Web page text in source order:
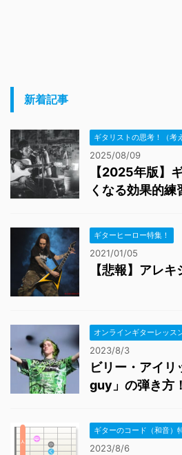
新着記事
ギタリストの思考！（考
2025/08/09
【2025年版】
くなる効果的練
ギターヒーロー特集！
2021/01/05
【悲報】アレ
オンラインギターレッス
2023/8/3
ビリー・アイ
guy」の弾き方！
ギターのコード（和音）
2023/8/6